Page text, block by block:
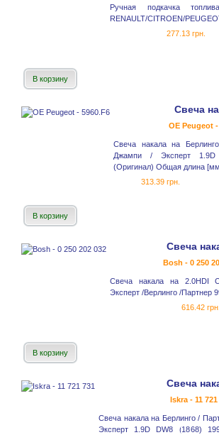
Ручная подкачка
RENAULT/CITROEN/
277.13 грн.
В корзину
Свеча
OE Peugeot -
Свеча накала на
Джампи / Эксперт
(Оригинал) Общая длина
313.39 грн.
В корзину
Свеча
Bosh - 0 250
Свеча накала на 2.0HDI
Эксперт /Верлинго /Партнер
616.42 грн.
В корзину
Свеча
Iskra - 11
Свеча накала на Берлинго /
Эксперт 1.9D DW8 (1868)